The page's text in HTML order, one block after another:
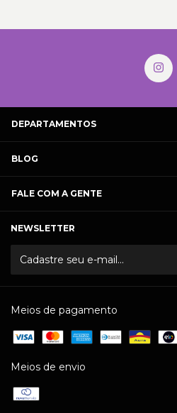
DEPARTAMENTOS
BLOG
FALE COM A GENTE
NEWSLETTER
Meios de pagamento
Meios de envio